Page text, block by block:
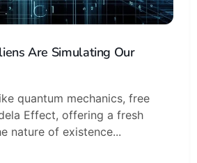
Are Simulating Our
quantum mechanics, free
Effect, offering a fresh
nature of existence...